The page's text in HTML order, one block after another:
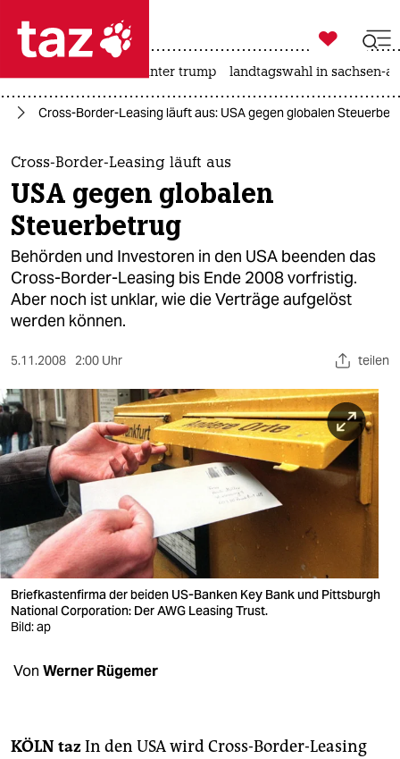
 taz zahl ich
taz zahl ich
themen
politik
öko
gesellschaft
kultur
sport
berlin
nord
wahrheit
verlag
verlag
veranstaltungen
shop
fragen & hilfe
abo

taz zahl ich
usa unter trump landtagswahl in sachsen-
Cross-Border-Leasing läuft aus: USA gegen globalen
Cross-Border-Leasing läuft aus
USA gegen globalen
Steuerbetrug
Behörden und Investoren in den USA beenden das
Cross-Border-Leasing bis Ende 2008 vorfristig.
Aber noch ist unklar, wie die Verträge aufgelöst
werden können.
5.11.2008 2:00 Uhr teilen
Briefkastenfirma der beiden US-Banken Key Bank und Pittsburgh
National Corporation: Der AWG Leasing Trust.
Bild: ap
Von Werner Rügemer
KÖLN taz In den USA wird Cross-Border-Leasing